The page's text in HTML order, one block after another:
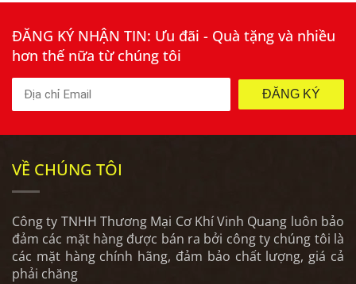
ĐĂNG KÝ NHẬN TIN: Ưu đãi - Quà tặng và nhiều
hơn thế nữa từ chúng tôi
ĐĂNG KÝ
VỀ CHÚNG TÔI
Công ty TNHH Thương Mại Cơ Khí Vinh Quang luôn bảo
đảm các mặt hàng được bán ra bởi công ty chúng tôi là
các mặt hàng chính hãng, đảm bảo chất lượng, giá cả
phải chăng